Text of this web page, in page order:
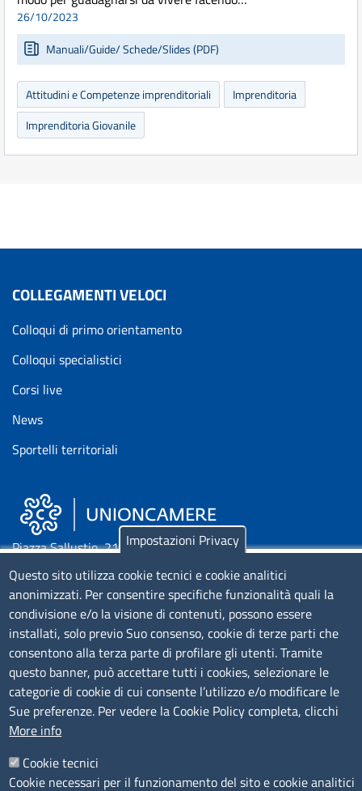
26/10/2023
Manuali/Guide/ Schede/Slides (PDF)
Attitudini e Competenze imprenditoriali
Imprenditoria
Imprenditoria Giovanile
COLLEGAMENTI VELOCI
Colloqui di primo orientamento
Colloqui specialistici
Corsi live
News
Sportelli territoriali
Piazza Sallustio, 21 - 00187 Roma
EMAIL: info.sni@unioncamere.it
C.F.: 01484460587
P.Iva: 01000211001
SERVIZIO REALIZZATO DA
Impostazioni Privacy
Questo sito utilizza cookie tecnici e cookie analitici
anonimizzati. Per consentire specifiche funzionalità quali la
condivisione e/o la visione di contenuti, possono essere
installati, solo previo Suo consenso, cookie di terze parti che
consentono alla terza parte di profilare gli utenti. Tramite
questo banner, può accettare tutti i cookies, selezionare le
categorie di cookie di cui consente l’utilizzo e/o modificare le
Sue preferenze. Per vedere la Cookie Policy completa, clicchi
More info
Cookie tecnici
Cookie necessari per il funzionamento del sito e cookie analitici